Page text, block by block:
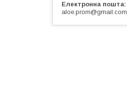
Електронна пошта
aloe.prom@gmail.com